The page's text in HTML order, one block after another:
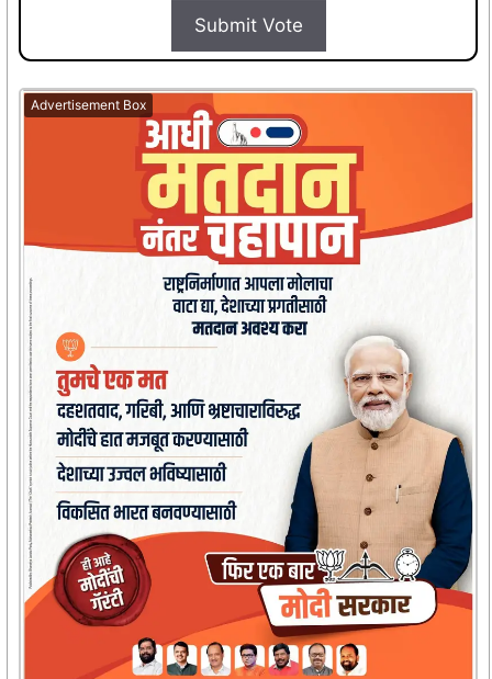
Submit Vote
Advertisement Box